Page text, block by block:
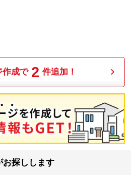
作成で 2 件追加！
お探しします